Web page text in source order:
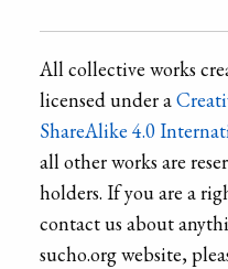
All collective works
licensed under a
ShareAlike 4.0
all other works are
holders. If you are a
contact us about
sucho.org website,